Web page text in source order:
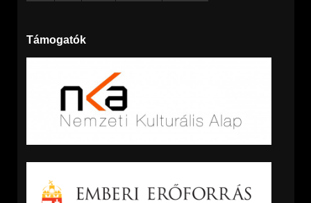
Támogatók